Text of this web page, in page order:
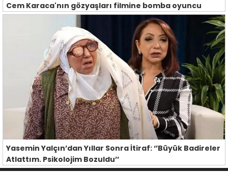
Cem Karaca'nın gözyaşları filmine bomba oyuncu
Yasemin Yalçın’dan Yıllar Sonra İtiraf: ‘’Büyük Badireler
Atlattım. Psikolojim Bozuldu’’